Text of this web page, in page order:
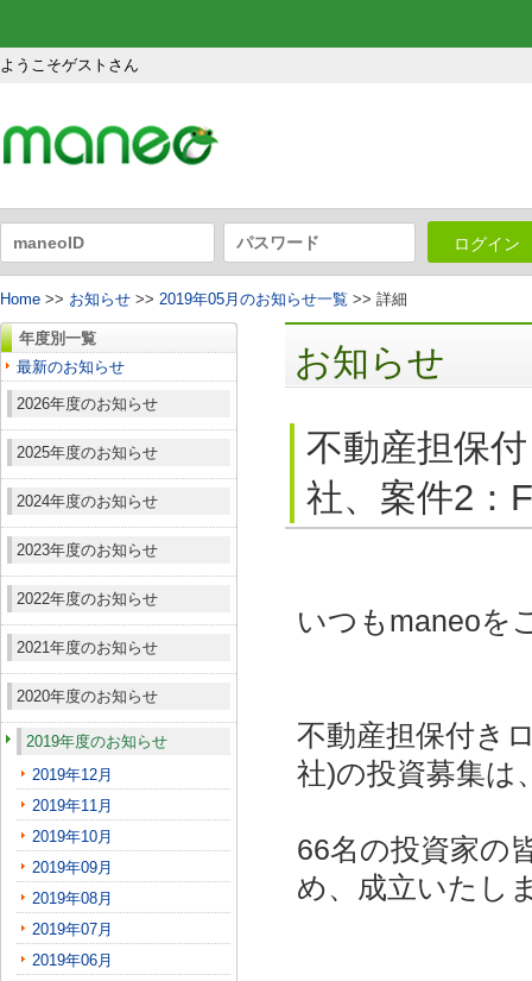
ようこそゲストさん
ログイン
Home >> お知らせ >> 2019年05月のお知らせ一覧 >> 詳細
年度別一覧
最新のお知らせ
2026年度のお知らせ
2025年度のお知らせ
2024年度のお知らせ
2023年度のお知らせ
2022年度のお知らせ
2021年度のお知らせ
2020年度のお知らせ
2019年度のお知らせ
2019年12月
2019年11月
2019年10月
2019年09月
2019年08月
2019年07月
2019年06月
お知らせ
不動産担保
社、案件2：
いつもmaneoを
不動産担保付き
社)の投資募集は
66名の投資家の
め、成立いたし